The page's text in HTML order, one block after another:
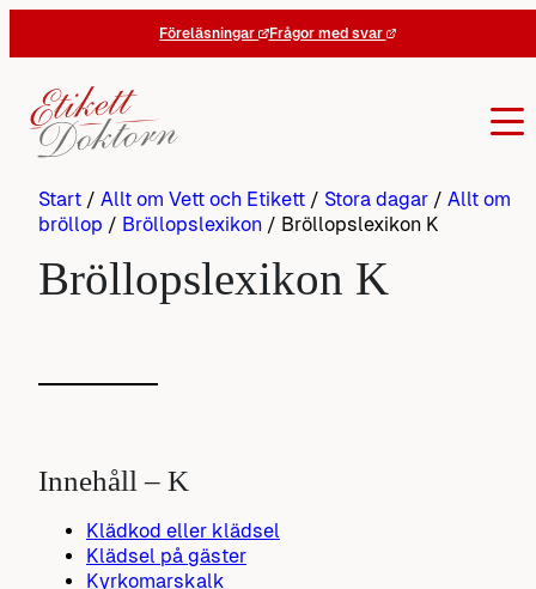
Föreläsningar Frågor med svar
Start / Allt om Vett och Etikett / Stora dagar / Allt om
bröllop / Bröllopslexikon / Bröllopslexikon K
Bröllopslexikon K
Innehåll – K
Klädkod eller klädsel
Klädsel på gäster
Kyrkomarskalk